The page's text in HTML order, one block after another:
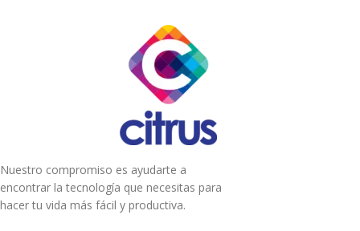
Nuestro compromiso es ayudarte a
encontrar la tecnología que necesitas para
hacer tu vida más fácil y productiva.